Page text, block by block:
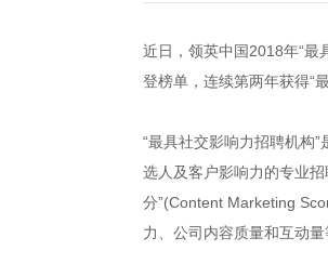
近日，领英中国2018年“最
登榜单，连续第两年获得“
“最具社交影响力招聘机构
选人及客户影响力的专业
分”(Content Marketing
力、公司内容质量和互动